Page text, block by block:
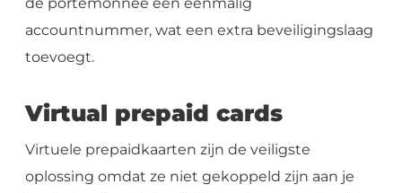
accountnummer, wat een extra beveiligingslaag
toevoegt.
Virtual prepaid cards
Virtuele prepaidkaarten zijn de veiligste
oplossing omdat ze niet gekoppeld zijn aan je